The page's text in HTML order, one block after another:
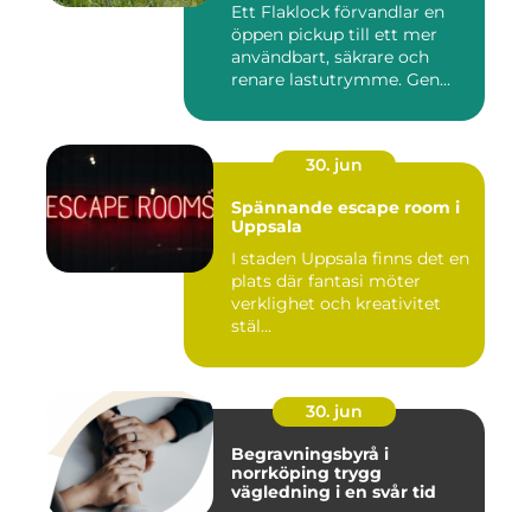
Ett Flaklock förvandlar en
öppen pickup till ett mer
användbart, säkrare och
renare lastutrymme. Gen...
30. jun
Spännande escape room i
Uppsala
I staden Uppsala finns det en
plats där fantasi möter
verklighet och kreativitet
stäl...
30. jun
Begravningsbyrå i
norrköping trygg
vägledning i en svår tid